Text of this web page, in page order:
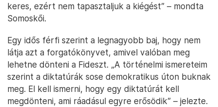
keres, ezért nem tapasztaljuk a kiégést” – mondta
Somoskői.
Egy idős férfi szerint a legnagyobb baj, hogy nem
látja azt a forgatókönyvet, amivel valóban meg
lehetne dönteni a Fideszt. „A történelmi ismereteim
szerint a diktatúrák sose demokratikus úton buknak
meg. El kell ismerni, hogy egy diktatúrát kell
megdönteni, ami ráadásul egyre erősödik” – jelezte.